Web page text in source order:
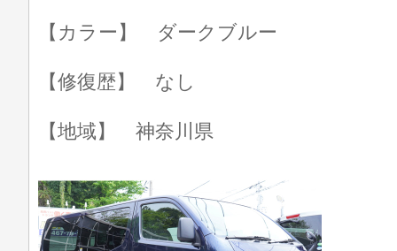
【カラー】 ダークブルー
【修復歴】 なし
【地域】 神奈川県